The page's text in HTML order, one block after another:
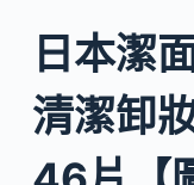
日本潔
清潔卸